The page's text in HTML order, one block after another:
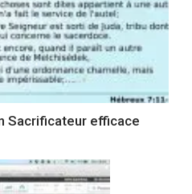
Sacrificateur efficace